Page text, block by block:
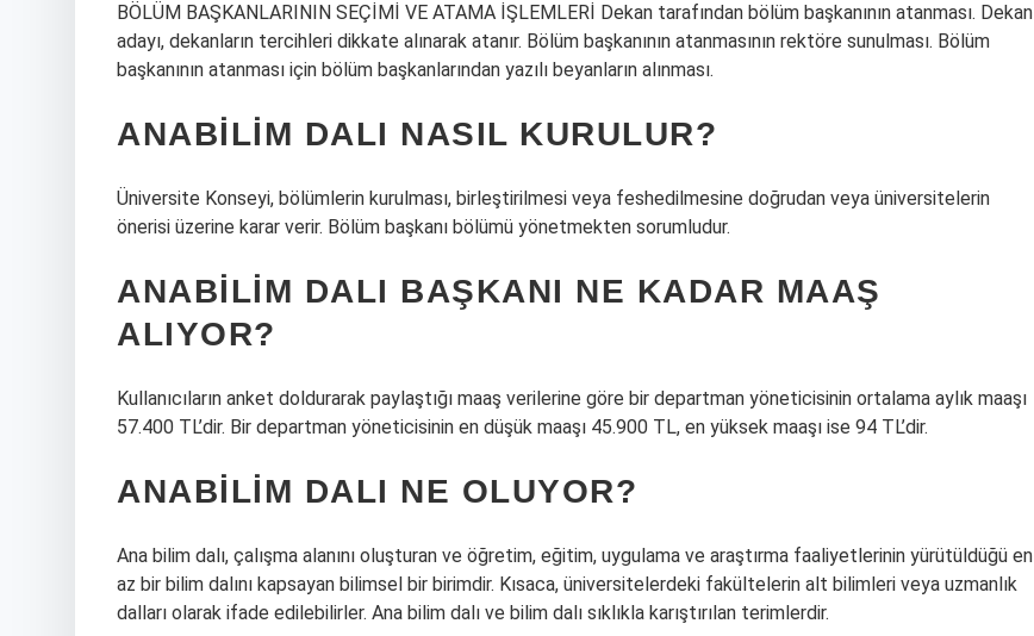
BÖLÜM BAŞKANLARININ SEÇİMİ VE ATAMA İŞLEMLERİ Dekan tarafından bölüm başkanının atanması. Dekan
adayı, dekanların tercihleri ​​dikkate alınarak atanır. Bölüm başkanının atanmasının rektöre sunulması. Bölüm
başkanının atanması için bölüm başkanlarından yazılı beyanların alınması.
ANABILIM DALI NASIL KURULUR?
Üniversite Konseyi, bölümlerin kurulması, birleştirilmesi veya feshedilmesine doğrudan veya üniversitelerin
önerisi üzerine karar verir. Bölüm başkanı bölümü yönetmekten sorumludur.
ANABILIM DALI BAŞKANI NE KADAR MAAŞ
ALIYOR?
Kullanıcıların anket doldurarak paylaştığı maaş verilerine göre bir departman yöneticisinin ortalama aylık maaşı
57.400 TL’dir. Bir departman yöneticisinin en düşük maaşı 45.900 TL, en yüksek maaşı ise 94 TL’dir.
ANABILIM DALI NE OLUYOR?
Ana bilim dalı, çalışma alanını oluşturan ve öğretim, eğitim, uygulama ve araştırma faaliyetlerinin yürütüldüğü en
az bir bilim dalını kapsayan bilimsel bir birimdir. Kısaca, üniversitelerdeki fakültelerin alt bilimleri veya uzmanlık
dalları olarak ifade edilebilirler. Ana bilim dalı ve bilim dalı sıklıkla karıştırılan terimlerdir.